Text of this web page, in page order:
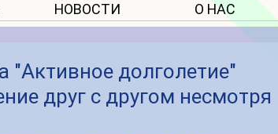
НОВОСТИ О НАС
"Активное долголетие"
друг с другом несмотря